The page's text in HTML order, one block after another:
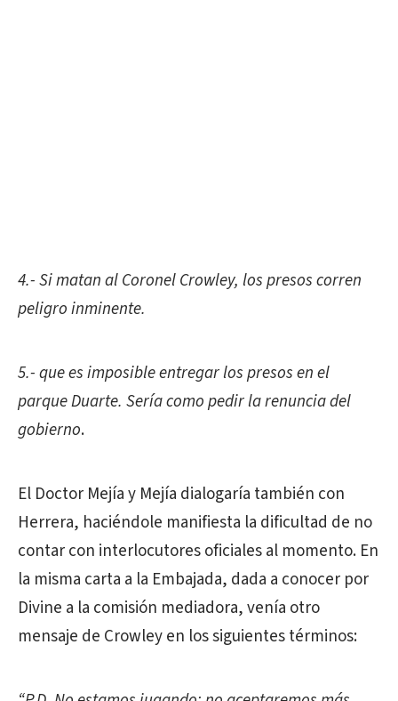
4.- Si matan al Coronel Crowley, los presos corren
peligro inminente.
5.- que es imposible entregar los presos en el
parque Duarte. Sería como pedir la renuncia del
gobierno.
El Doctor Mejía y Mejía dialogaría también con
Herrera, haciéndole manifiesta la dificultad de no
contar con interlocutores oficiales al momento. En
la misma carta a la Embajada, dada a conocer por
Divine a la comisión mediadora, venía otro
mensaje de Crowley en los siguientes términos: